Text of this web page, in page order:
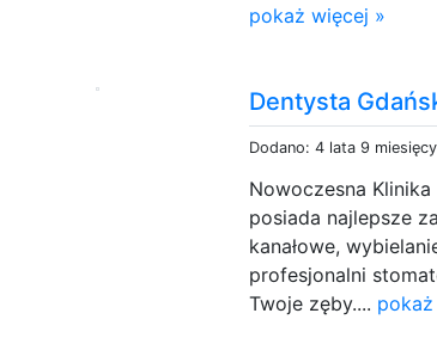
pokaż więcej »
Dentysta
Dodano: 4 lata 9
Nowoczesna
posiada najlepsze
kanałowe,
profesjonalni
Twoje zęby....